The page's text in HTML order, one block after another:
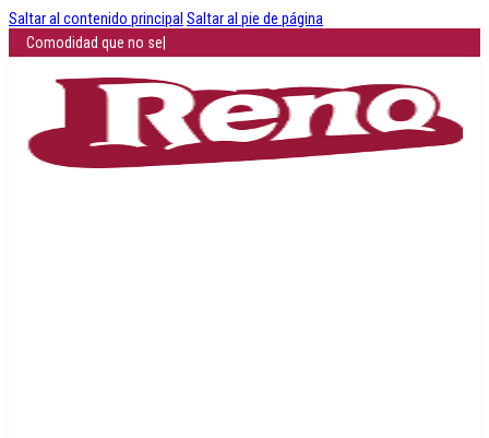
Saltar al contenido principal Saltar al pie de página
Comodidad que no se negocia: descub